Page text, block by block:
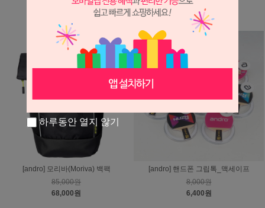
5,000원
110,000원
88,000원
[andro] 모리바(Moriva) 백팩
85,000원
68,000원
[andro] 핸드폰 그립톡_맥세이프
8,000원
6,400원
하루동안 열지 않기